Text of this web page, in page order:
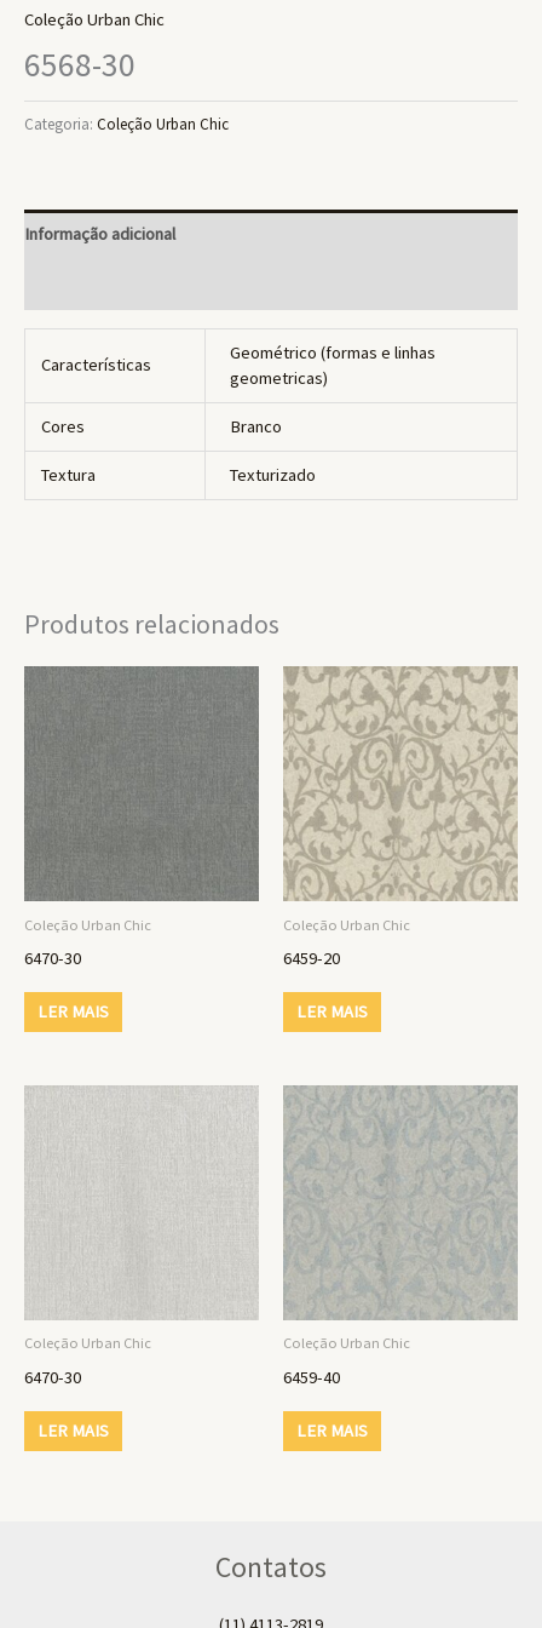
Coleção Urban Chic
6568-30
Categoria: Coleção Urban Chic
Informação adicional
Características
Geométrico (formas e linhas
geometricas)
Cores Branco
Textura Texturizado
Produtos relacionados
Coleção Urban Chic
6470-30
LER MAIS
Coleção Urban Chic
6459-20
LER MAIS
Coleção Urban Chic
6470-30
LER MAIS
Coleção Urban Chic
6459-40
LER MAIS
Contatos